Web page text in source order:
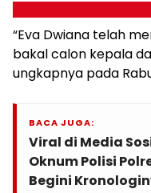
“Eva Dwiana telah
bakal calon kepala
ungkapnya pada
BACA JUGA:
Viral di Media
Oknum Polisi
Begini